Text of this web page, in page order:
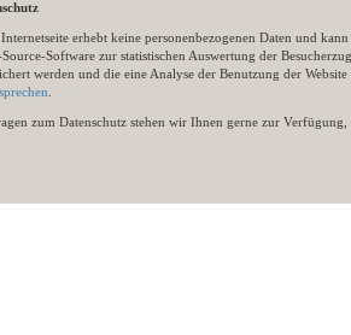
Internetseite erhebt keine personenbezogenen Daten und
Software zur statistischen Auswertung der
werden und die eine Analyse der Benutzung der
zum Datenschutz stehen wir Ihnen gerne zur